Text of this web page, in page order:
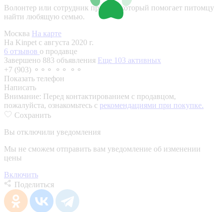
Волонтер или сотрудник приюта, который помогает питомцу
найти любящую семью.
Москва На карте
На Kinpet c августа 2020 г.
6 отзывов о продавце
Завершено 883 объявления Еще 103 активных
+7 (903) ⚬⚬⚬ ⚬⚬ ⚬⚬
Показать телефон
Написать
Внимание: Перед контактированием с продавцом,
пожалуйста, ознакомьтесь с рекомендациями при покупке.
Сохранить
Вы отключили уведомления
Мы не сможем отправить вам уведомление об изменении
цены
Включить
Поделиться